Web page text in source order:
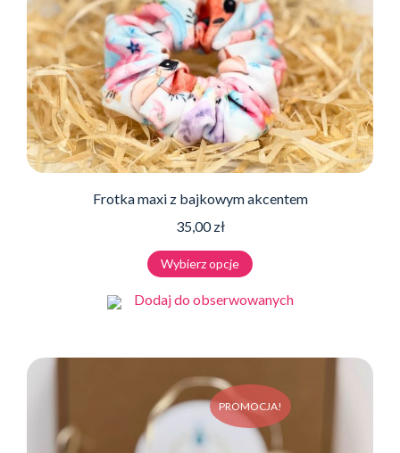
Frotka maxi z bajkowym akcentem
35,00zł
Wybierz opcje
produkt
ma
można
wybrać
na
Dodaj do obserwowanych
PROMOCJA!